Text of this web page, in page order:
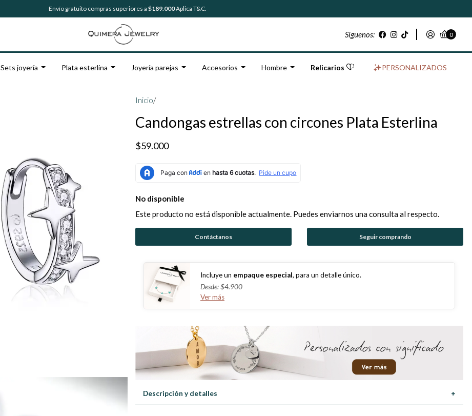
Envío gratuito compras superiores a $189.000Aplica T&C.
Síguenos: 0
Sets joyería Plata esterlina Joyería parejas Accesorios Hombre Relicarios PERSONALIZADOS
Inicio/
Candongas estrellas con circones Plata Esterlina
$59.000
No disponible
Este producto no está disponible actualmente. Puedes enviarnos una consulta al respecto.
Contáctanos Seguir comprando
Incluye un empaque especial, para un detalle único.
Desde: $4.900
Ver más
Descripción y detalles +